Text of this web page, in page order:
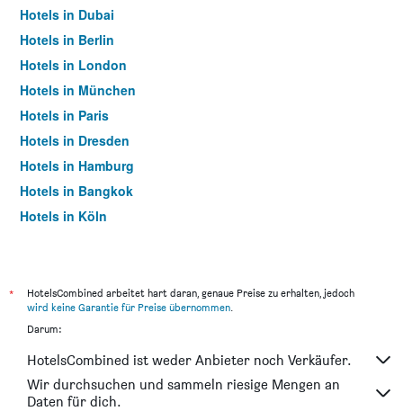
Hotels in Dubai
Hotels in Berlin
Hotels in London
Hotels in München
Hotels in Paris
Hotels in Dresden
Hotels in Hamburg
Hotels in Bangkok
Hotels in Köln
*
HotelsCombined arbeitet hart daran, genaue Preise zu erhalten, jedoch
wird keine Garantie für Preise übernommen.
Darum:
HotelsCombined ist weder Anbieter noch Verkäufer.
Wir durchsuchen und sammeln riesige Mengen an
Daten für dich.